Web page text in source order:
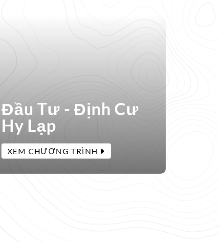
Đầu Tư - Định Cư
Hy Lạp
XEM CHƯƠNG TRÌNH